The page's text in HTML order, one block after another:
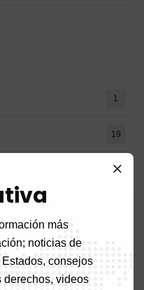
1
19
10
más
noticias de
consejos
derechos, videos